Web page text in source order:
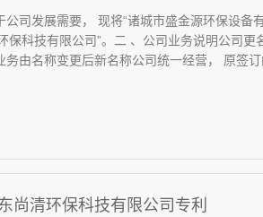
司发展需要， 现将“诸城市盛金源环保设备
保科技有限公司”。⼆ 、公司业务说明公司更
务由名称变更后新名称公司统⼀经营， 原签
尚清环保科技有限公司专利